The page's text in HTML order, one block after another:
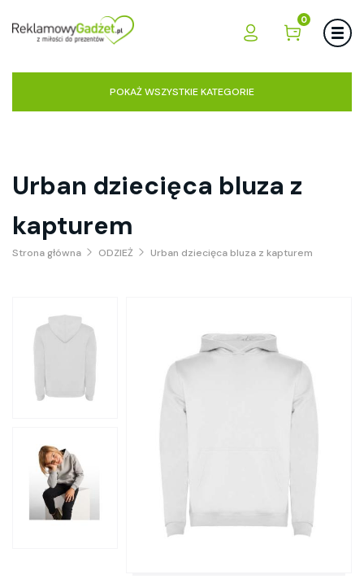
0
POKAŻ WSZYSTKIE KATEGORIE
Urban dziecięca bluza z
kapturem
Strona główna ODZIEŻ Urban dziecięca bluza z kapturem